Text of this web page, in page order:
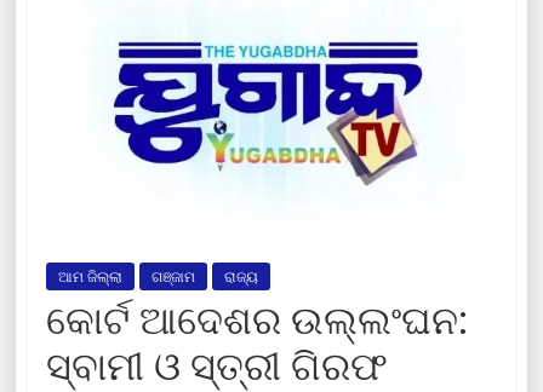
ଆମ ଜିଲ୍ଲା ଗଞ୍ଜାମ ରାଜ୍ୟ
କୋର୍ଟ ଆଦେଶର ଉଲ୍ଲଂଘନ:
ସ୍ବାମୀ ଓ ସ୍ତ୍ରୀ ଗିରଫ